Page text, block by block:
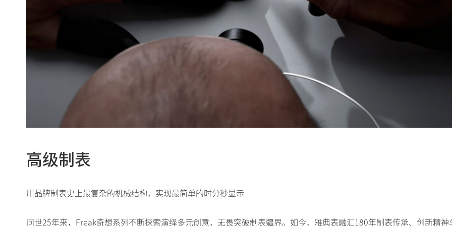
高级制表
用品牌制表史上最复杂的机械结构，实现最简单的时分秒显示
问世25年来，Freak奇想系列不断探索演绎多元创意，无畏突破制表疆界。如今，雅典表融汇180年制表传承、创新精神